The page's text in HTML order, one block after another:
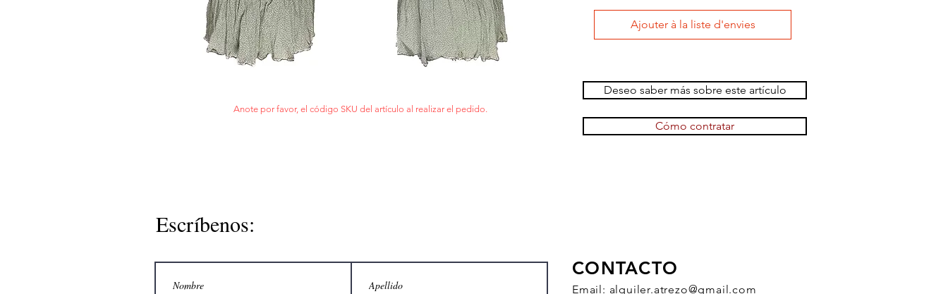
Ajouter à la liste d'envies
Deseo saber más sobre este artículo
Anote por favor, el código SKU del artículo al realizar el pedido.
Cómo contratar
Escríbenos:
CONTACTO
Email: alquiler.atrezo@gmail.com